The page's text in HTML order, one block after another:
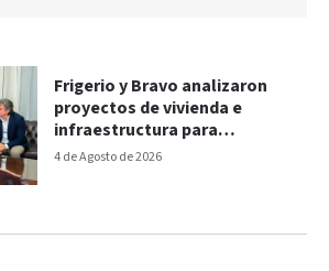
4 de Agosto de 2026
Frigerio y Bravo analizaron
proyectos de vivienda e
infraestructura para
Federación